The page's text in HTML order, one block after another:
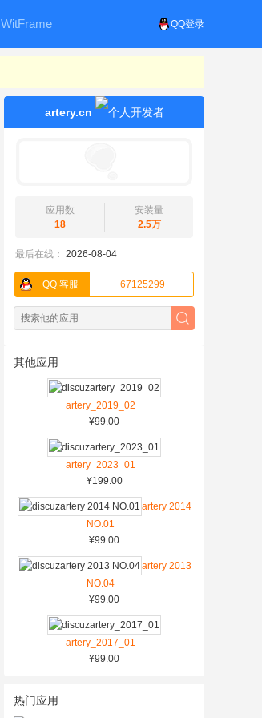
QQ登录
WitFrame
artery.cn
应用数
18
安装量
2.5万
最后在线： 2026-08-04
QQ 客服 67125299
其他应用
artery_2019_02
¥99.00
artery_2023_01
¥199.00
artery 2014
NO.01
¥99.00
artery 2013
NO.04
¥99.00
artery_2017_01
¥99.00
热门应用